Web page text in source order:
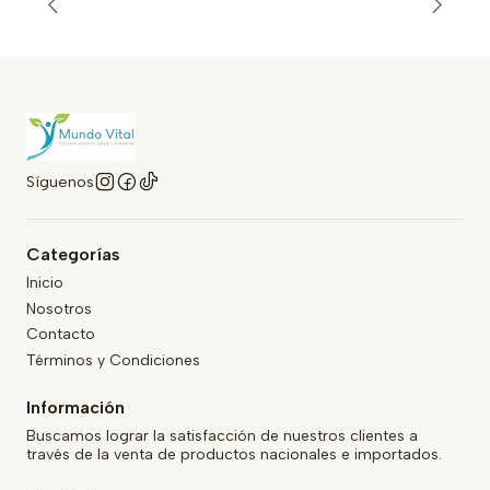
Síguenos
Categorías
Inicio
Nosotros
Contacto
Términos y Condiciones
Información
Buscamos lograr la satisfacción de nuestros clientes a
través de la venta de productos nacionales e importados.